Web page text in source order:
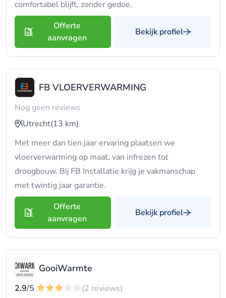
comfortabel blijft, zonder gedoe.
Offerte
aanvragen
Bekijk profiel
FB VLOERVERWARMING
Nog geen reviews
Utrecht(13 km)
Met meer dan tien jaar ervaring plaatsen we
vloerverwarming op maat, van infrezen tot
droogbouw. Bij FB Installatie krijg je vakmanschap
met twintig jaar garantie.
Offerte
aanvragen
Bekijk profiel
GooiWarmte
2.9/5
(2 reviews)